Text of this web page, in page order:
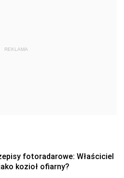
REKLAMA
fotoradarowe: Właściciel
kozioł ofiarny?